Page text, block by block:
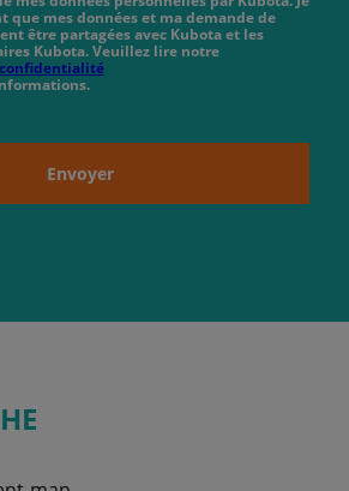
que mes données et ma demande de
être partagées avec Kubota et les
Kubota. Veuillez lire notre
Envoyer